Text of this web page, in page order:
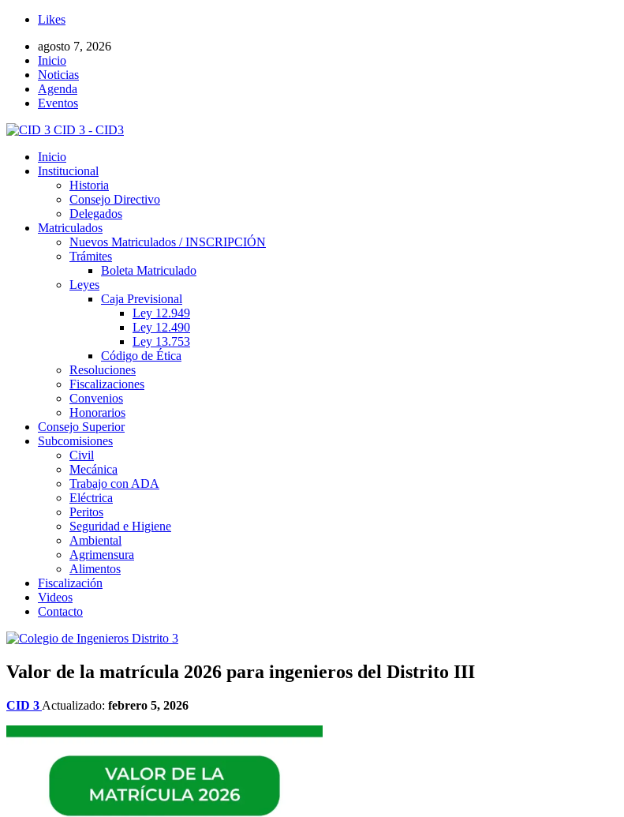
Likes
agosto 7, 2026
Inicio
Noticias
Agenda
Eventos
CID 3 - CID3
Inicio
Institucional
Historia
Consejo Directivo
Delegados
Matriculados
Nuevos Matriculados / INSCRIPCIÓN
Trámites
Boleta Matriculado
Leyes
Caja Previsional
Ley 12.949
Ley 12.490
Ley 13.753
Código de Ética
Resoluciones
Fiscalizaciones
Convenios
Honorarios
Consejo Superior
Subcomisiones
Civil
Mecánica
Trabajo con ADA
Eléctrica
Peritos
Seguridad e Higiene
Ambiental
Agrimensura
Alimentos
Fiscalización
Videos
Contacto
Valor de la matrícula 2026 para ingenieros del Distrito III
CID 3 Actualizado: febrero 5, 2026